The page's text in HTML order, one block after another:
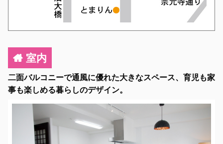
室内
二面バルコニーで通風に優れた大きなスペース、育児も家
事も楽しめる暮らしのデザイン。